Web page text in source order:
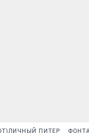
ПИТЕР